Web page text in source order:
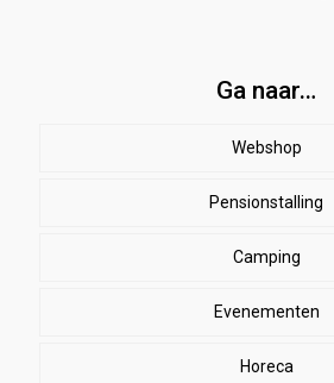
Ga naar…
Webshop
Paard
EHBO
Dekens
Ruiter
Herenkleding
Dames
Stal
SALE
Pensionstalling
Camping
Evenementen
Horeca